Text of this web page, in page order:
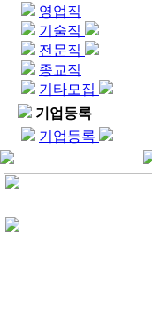
영업직
기술직
전문직
종교직
기타모집
기업등록
기업등록